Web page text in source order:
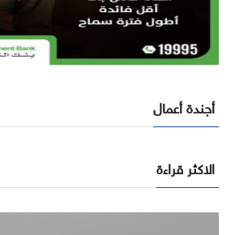
أجندة أعمال
الاكثر قراءة